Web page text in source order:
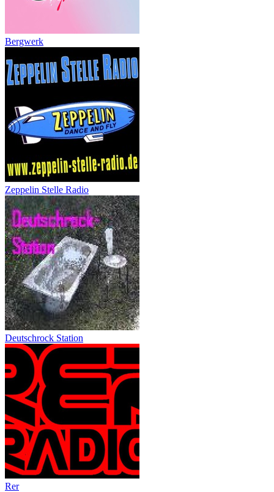
Bergwerk
Zeppelin Stelle Radio
Deutschrock Station
Rer